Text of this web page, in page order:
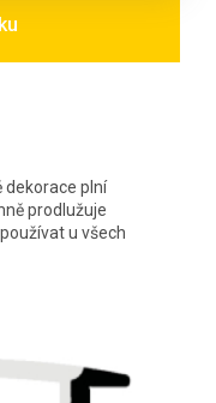
dekorace plní
prodlužuje
u všech